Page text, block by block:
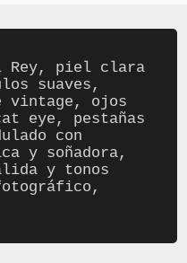
Rey, piel clara
suaves,
vintage, ojos
eye, pestañas
con
y soñadora,
y tonos